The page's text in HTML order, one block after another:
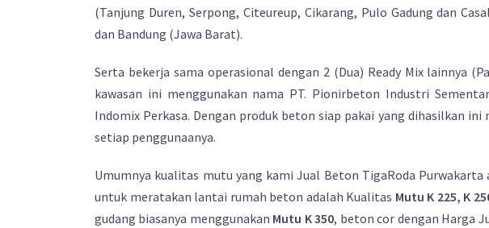
(Tanjung Duren, Serpong, Citeureup, Cikarang, Pulo Gadung dan
dan Bandung (Jawa Barat).
Serta bekerja sama operasional dengan 2 (Dua) Ready Mix lainnya
kawasan ini menggunakan nama PT. Pionirbeton Industri
Indomix Perkasa. Dengan produk beton siap pakai yang dihasilkan
setiap penggunaanya.
Umumnya kualitas mutu yang kami Jual Beton TigaRoda
untuk meratakan lantai rumah beton adalah Kualitas Mutu K 225, K
gudang biasanya menggunakan Mutu K 350, beton cor dengan Harga